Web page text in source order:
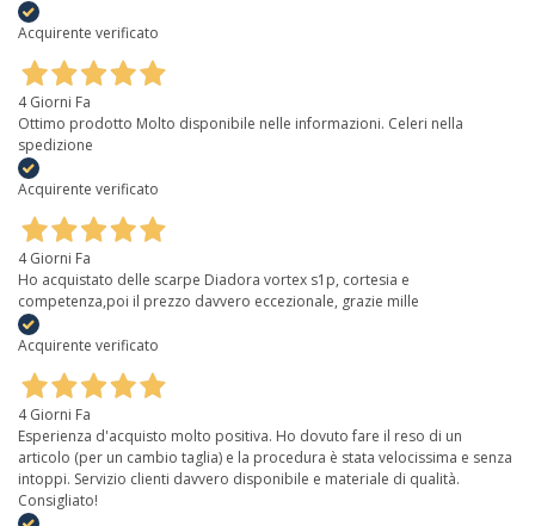
Acquirente verificato
4 Giorni Fa
Ottimo prodotto Molto disponibile nelle informazioni. Celeri nella
spedizione
Acquirente verificato
4 Giorni Fa
Ho acquistato delle scarpe Diadora vortex s1p, cortesia e
competenza,poi il prezzo davvero eccezionale, grazie mille
Acquirente verificato
4 Giorni Fa
Esperienza d'acquisto molto positiva. Ho dovuto fare il reso di un
articolo (per un cambio taglia) e la procedura è stata velocissima e senza
intoppi. Servizio clienti davvero disponibile e materiale di qualità.
Consigliato!